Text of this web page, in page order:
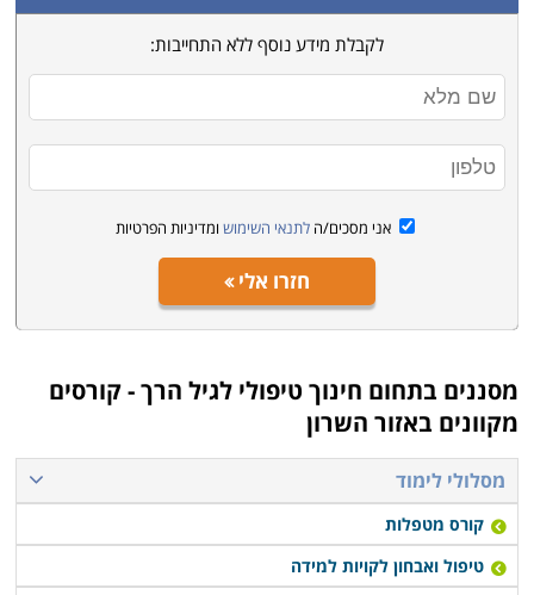
לקבלת מידע נוסף ללא התחייבות:
אני מסכים/ה לתנאי השימוש ומדיניות הפרטיות
חזרו אלי
מסננים בתחום חינוך טיפולי לגיל הרך - קורסים
מקוונים באזור השרון
מסלולי לימוד
קורס מטפלות
טיפול ואבחון לקויות למידה